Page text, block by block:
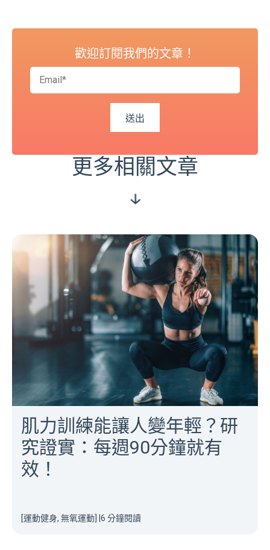
歡迎訂閱我們的文章！
更多相關文章
肌力訓練能讓人變年輕？研
究證實：每週90分鐘就有
效！
[運動健身, 無氧運動] 6 分鐘閱讀